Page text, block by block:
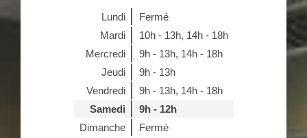
Lundi
Fermé
Mardi
10h - 13h, 14h - 18h
Mercredi
9h - 13h, 14h - 18h
Jeudi
9h - 13h
Vendredi
9h - 13h, 14h - 18h
Samedi
9h - 12h
Dimanche
Fermé